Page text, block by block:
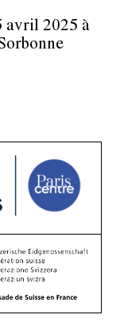
avril 2025 à